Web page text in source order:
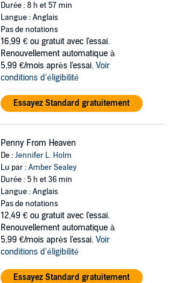
Durée : 8 h et 57 min
Langue : Anglais
Pas de notations
16,99 € ou gratuit avec l'essai.
Renouvellement automatique à
5,99 €/mois après l'essai. Voir
conditions d'éligibilité
Essayez Standard gratuitement
Penny From Heaven
De :Jennifer L. Holm
Lu par :Amber Sealey
Durée : 5 h et 36 min
Langue : Anglais
Pas de notations
12,49 € ou gratuit avec l'essai.
Renouvellement automatique à
5,99 €/mois après l'essai. Voir
conditions d'éligibilité
Essayez Standard gratuitement